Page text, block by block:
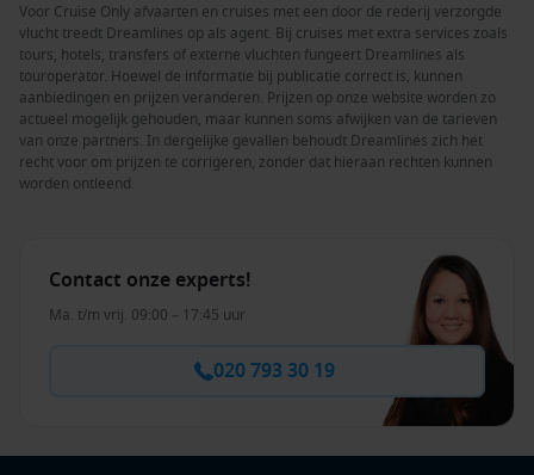
Voor Cruise Only afvaarten en cruises met een door de rederij verzorgde
vlucht treedt Dreamlines op als agent. Bij cruises met extra services zoals
tours, hotels, transfers of externe vluchten fungeert Dreamlines als
touroperator. Hoewel de informatie bij publicatie correct is, kunnen
aanbiedingen en prijzen veranderen. Prijzen op onze website worden zo
actueel mogelijk gehouden, maar kunnen soms afwijken van de tarieven
van onze partners. In dergelijke gevallen behoudt Dreamlines zich het
recht voor om prijzen te corrigeren, zonder dat hieraan rechten kunnen
worden ontleend.
Contact onze experts!
Ma. t/m vrij. 09:00 – 17:45 uur
020 793 30 19